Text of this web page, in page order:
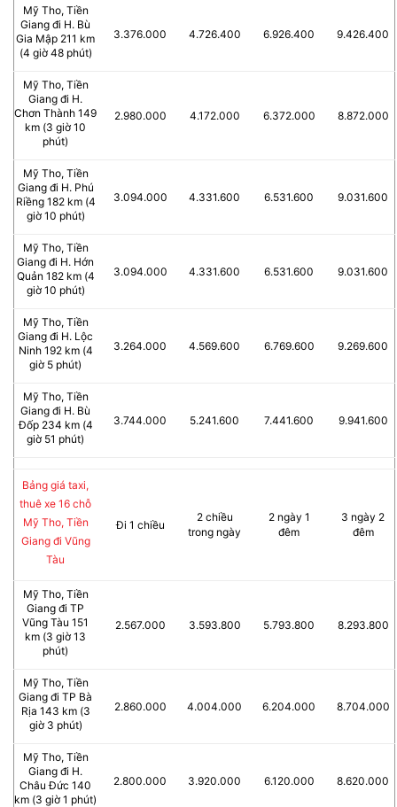
Mỹ Tho, Tiền
Giang đi H. Bù
Gia Mập 211 km
(4 giờ 48 phút)
3.376.000 4.726.400 6.926.400 9.426.400
Mỹ Tho, Tiền
Giang đi H.
Chơn Thành 149
km (3 giờ 10
phút)
2.980.000 4.172.000 6.372.000 8.872.000
Mỹ Tho, Tiền
Giang đi H. Phú
Riềng 182 km (4
giờ 10 phút)
3.094.000 4.331.600 6.531.600 9.031.600
Mỹ Tho, Tiền
Giang đi H. Hớn
Quản 182 km (4
giờ 10 phút)
3.094.000 4.331.600 6.531.600 9.031.600
Mỹ Tho, Tiền
Giang đi H. Lộc
Ninh 192 km (4
giờ 5 phút)
3.264.000 4.569.600 6.769.600 9.269.600
Mỹ Tho, Tiền
Giang đi H. Bù
Đốp 234 km (4
giờ 51 phút)
3.744.000 5.241.600 7.441.600 9.941.600
Bảng giá taxi,
thuê xe 16 chỗ
Mỹ Tho, Tiền
Giang đi Vũng
Tàu
Đi 1 chiều
2 chiều
trong ngày
2 ngày 1
đêm
3 ngày 2
đêm
Mỹ Tho, Tiền
Giang đi TP
Vũng Tàu 151
km (3 giờ 13
phút)
2.567.000 3.593.800 5.793.800 8.293.800
Mỹ Tho, Tiền
Giang đi TP Bà
Rịa 143 km (3
giờ 3 phút)
2.860.000 4.004.000 6.204.000 8.704.000
Mỹ Tho, Tiền
Giang đi H.
Châu Đức 140
km (3 giờ 1 phút)
2.800.000 3.920.000 6.120.000 8.620.000